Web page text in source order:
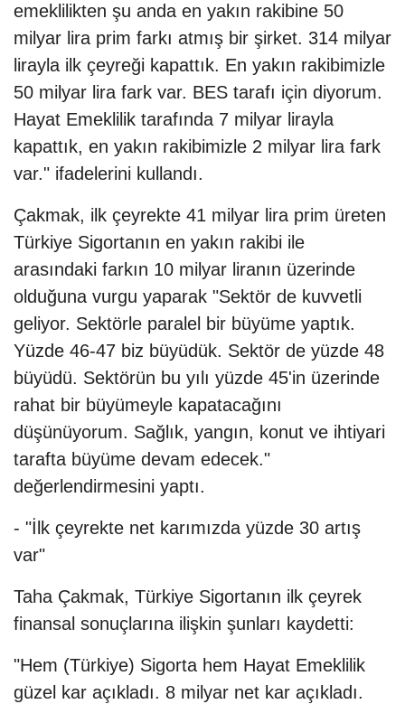
emeklilikten şu anda en yakın rakibine 50
milyar lira prim farkı atmış bir şirket. 314 milyar
lirayla ilk çeyreği kapattık. En yakın rakibimizle
50 milyar lira fark var. BES tarafı için diyorum.
Hayat Emeklilik tarafında 7 milyar lirayla
kapattık, en yakın rakibimizle 2 milyar lira fark
var." ifadelerini kullandı.
Çakmak, ilk çeyrekte 41 milyar lira prim üreten
Türkiye Sigortanın en yakın rakibi ile
arasındaki farkın 10 milyar liranın üzerinde
olduğuna vurgu yaparak "Sektör de kuvvetli
geliyor. Sektörle paralel bir büyüme yaptık.
Yüzde 46-47 biz büyüdük. Sektör de yüzde 48
büyüdü. Sektörün bu yılı yüzde 45'in üzerinde
rahat bir büyümeyle kapatacağını
düşünüyorum. Sağlık, yangın, konut ve ihtiyari
tarafta büyüme devam edecek."
değerlendirmesini yaptı.
- "İlk çeyrekte net karımızda yüzde 30 artış
var"
Taha Çakmak, Türkiye Sigortanın ilk çeyrek
finansal sonuçlarına ilişkin şunları kaydetti:
"Hem (Türkiye) Sigorta hem Hayat Emeklilik
güzel kar açıkladı. 8 milyar net kar açıkladı.